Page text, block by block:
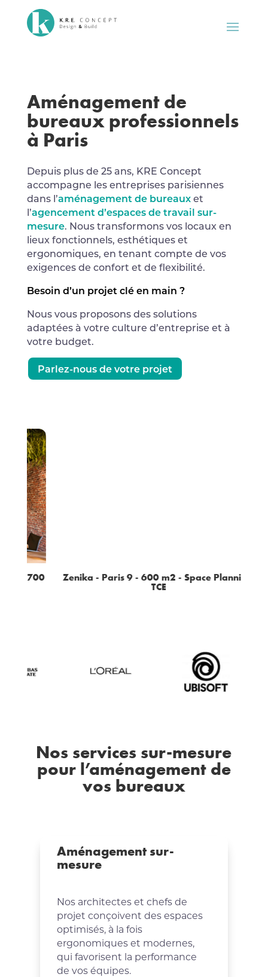
Aménagement de
bureaux professionnels
à Paris
Depuis plus de 25 ans, KRE Concept
accompagne les entreprises parisiennes
dans l’aménagement de bureauxet
l’agencement d’espaces de travail sur-
mesure. Nous transformons vos locaux en
lieux fonctionnels, esthétiques et
ergonomiques, en tenant compte de vos
exigences de confort et de flexibilité.
Besoin d’un projet clé en main ?
Nous vous proposons des solutions
adaptées à votre culture d’entreprise et à
votre budget.
Parlez-nous de votre projet
Zenika - Paris 9 - 600 m2 - Space Planning,
Nos services sur-mesure
pour l’aménagement de
vos bureaux
Aménagement sur-
mesure
Nos architectes et chefs de
projet conçoivent des espaces
optimisés, à la fois
ergonomiques et modernes,
qui favorisent la performance
de vos équipes.